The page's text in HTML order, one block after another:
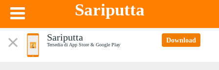
Sariputta
Sariputta
Tersedia di App Store & Google Play
Download